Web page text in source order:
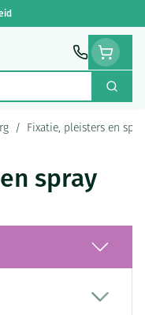
Zoek
/ Fixatie, pleisters en
spray